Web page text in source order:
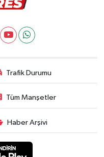
Trafik Durumu
Tüm Manşetler
Haber Arşivi